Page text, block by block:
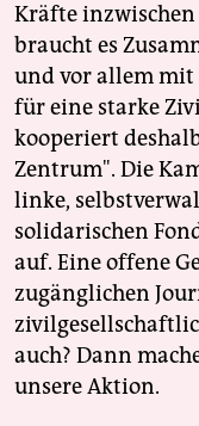
Kräfte inzwischen
braucht es
und vor allem mit
für eine starke
kooperiert
Zentrum". Die
linke,
solidarischen
auf. Eine offene
zugänglichen
auch? Dann
unsere Aktion.